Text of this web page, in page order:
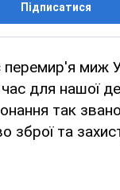
Підписатися
перемир'я миж
для нашої
так
та